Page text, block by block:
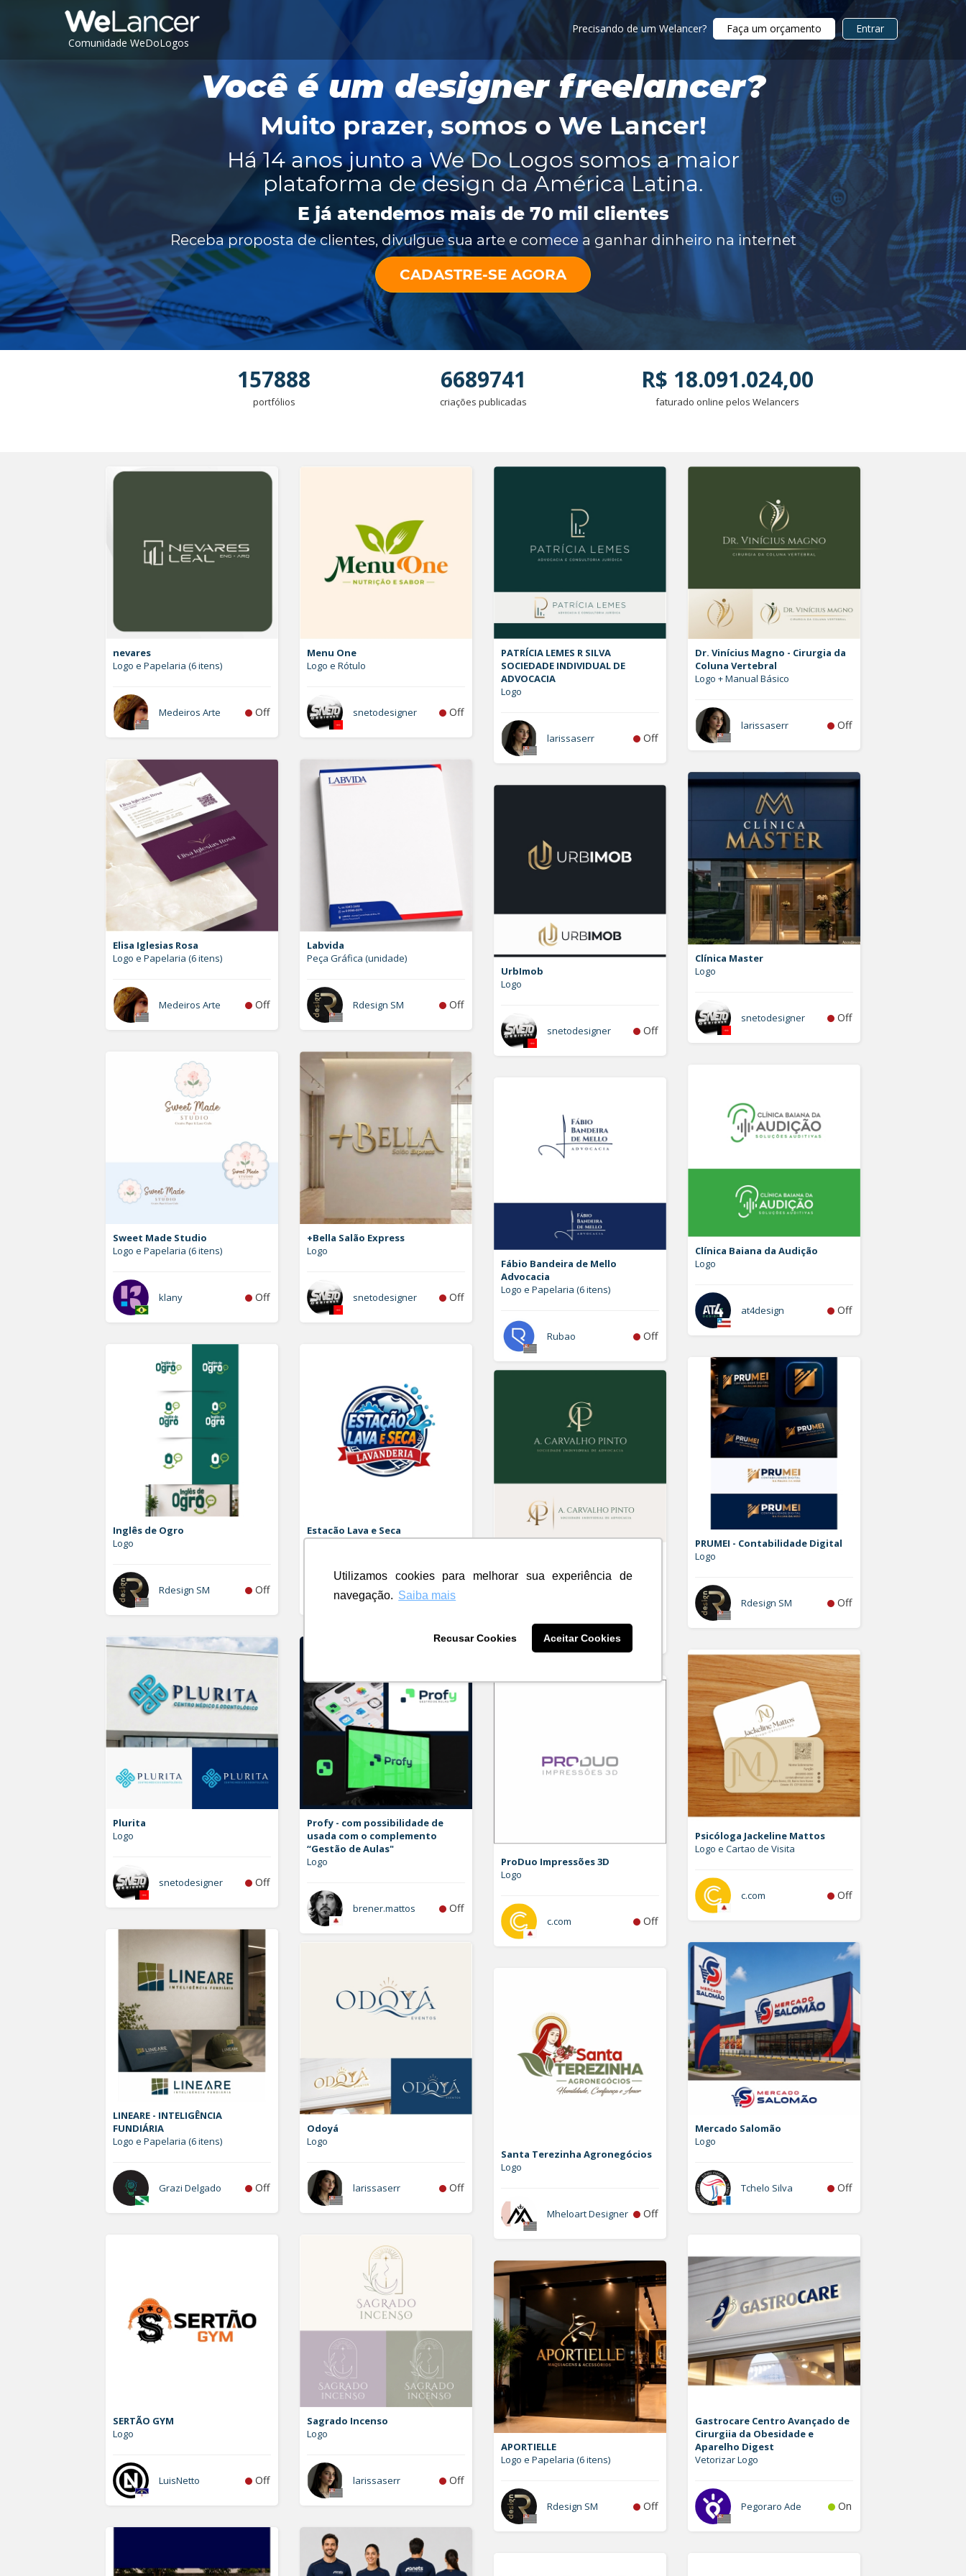
Utilizamos cookies para melhorar sua experiência de
navegação. Saiba mais
Recusar Cookies Aceitar Cookies
Comunidade WeDoLogos
Precisando de um Welancer? Faça um orçamento Entrar
Você é um designer freelancer?
Muito prazer, somos o We Lancer!
Há 14 anos junto a We Do Logos somos a maior
plataforma de design da América Latina.
E já atendemos mais de 70 mil clientes
Receba proposta de clientes, divulgue sua arte e comece a ganhar dinheiro na internet
CADASTRE-SE AGORA
157888
portfólios
6689741
criações publicadas
R$ 18.091.024,00
faturado online pelos Welancers
nevares
Logo e Papelaria (6 itens)
Medeiros Arte Off
Menu One
Logo e Rótulo
snetodesigner Off
PATRÍCIA LEMES R SILVA
SOCIEDADE INDIVIDUAL DE
ADVOCACIA
Logo
larissaserr Off
Dr. Vinícius Magno - Cirurgia da
Coluna Vertebral
Logo + Manual Básico
larissaserr Off
Elisa Iglesias Rosa
Logo e Papelaria (6 itens)
Medeiros Arte Off
Labvida
Peça Gráfica (unidade)
Rdesign SM Off
Clínica Master
Logo
snetodesigner Off
UrbImob
Logo
snetodesigner Off
Sweet Made Studio
Logo e Papelaria (6 itens)
klany Off
+Bella Salão Express
Logo
snetodesigner Off
Clínica Baiana da Audição
Logo
at4design Off
Fábio Bandeira de Mello
Advocacia
Logo e Papelaria (6 itens)
Rubao Off
Inglês de Ogro
Logo
Rdesign SM Off
Estacão Lava e Seca
Vetorizar Logo
Rdesign SM Off
PRUMEI - Contabilidade Digital
Logo
Rdesign SM Off
Individual de Advocacia
Logo
Plurita
Logo
snetodesigner Off
Profy - com possibilidade de
usada com o complemento
“Gestão de Aulas"
Logo
brener.mattos Off
Psicóloga Jackeline Mattos
Logo e Cartao de Visita
c.com Off
ProDuo Impressões 3D
Logo
c.com Off
LINEARE - INTELIGÊNCIA
FUNDIÁRIA
Logo e Papelaria (6 itens)
Grazi Delgado Off
Odoyá
Logo
larissaserr Off
Mercado Salomão
Logo
Tchelo Silva Off
Santa Terezinha Agronegócios
Logo
Mheloart Designer Off
SERTÃO GYM
Logo
LuisNetto Off
Sagrado Incenso
Logo
larissaserr Off
Gastrocare Centro Avançado de
Cirurgiia da Obesidade e
Aparelho Digest
Vetorizar Logo
Pegoraro Ade On
APORTIELLE
Logo e Papelaria (6 itens)
Rdesign SM Off